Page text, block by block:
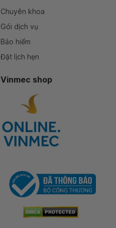
Chuyên khoa
Gói dịch vụ
Bảo hiểm
Đặt lịch hẹn
Vinmec shop